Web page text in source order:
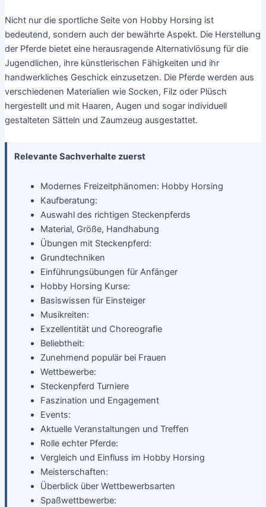
Nicht nur die sportliche Seite von Hobby Horsing ist
bedeutend, sondern auch der bewährte Aspekt. Die Herstellung
der Pferde bietet eine herausragende Alternativlösung für die
Jugendlichen, ihre künstlerischen Fähigkeiten und ihr
handwerkliches Geschick einzusetzen. Die Pferde werden aus
verschiedenen Materialien wie Socken, Filz oder Plüsch
hergestellt und mit Haaren, Augen und sogar individuell
gestalteten Sätteln und Zaumzeug ausgestattet.
Relevante Sachverhalte zuerst
Modernes Freizeitphänomen: Hobby Horsing
Kaufberatung:
Auswahl des richtigen Steckenpferds
Material, Größe, Handhabung
Übungen mit Steckenpferd:
Grundtechniken
Einführungsübungen für Anfänger
Hobby Horsing Kurse:
Basiswissen für Einsteiger
Musikreiten:
Exzellentität und Choreografie
Beliebtheit:
Zunehmend populär bei Frauen
Wettbewerbe:
Steckenpferd Turniere
Faszination und Engagement
Events:
Aktuelle Veranstaltungen und Treffen
Rolle echter Pferde:
Vergleich und Einfluss im Hobby Horsing
Meisterschaften:
Überblick über Wettbewerbsarten
Spaßwettbewerbe: